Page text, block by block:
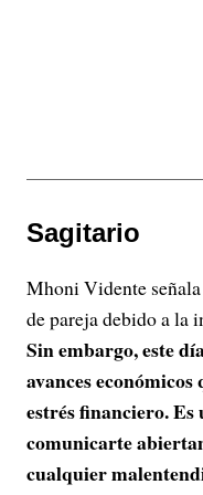
Sagitario
Mhoni Vidente
de pareja debido a la
Sin embargo, este
avances
estrés financiero.
comunicarte
cualquier